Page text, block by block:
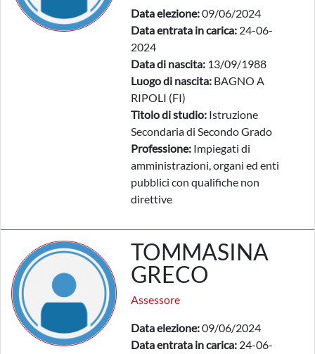
Data elezione:09/06/2024
Data entrata in carica: 24-06-
2024
Data di nascita: 13/09/1988
Luogo di nascita: BAGNO A
RIPOLI (FI)
Titolo di studio: Istruzione
Secondaria di Secondo Grado
Professione: Impiegati di
amministrazioni, organi ed enti
pubblici con qualifiche non
direttive
TOMMASINA
GRECO
Assessore
Data elezione:09/06/2024
Data entrata in carica: 24-06-